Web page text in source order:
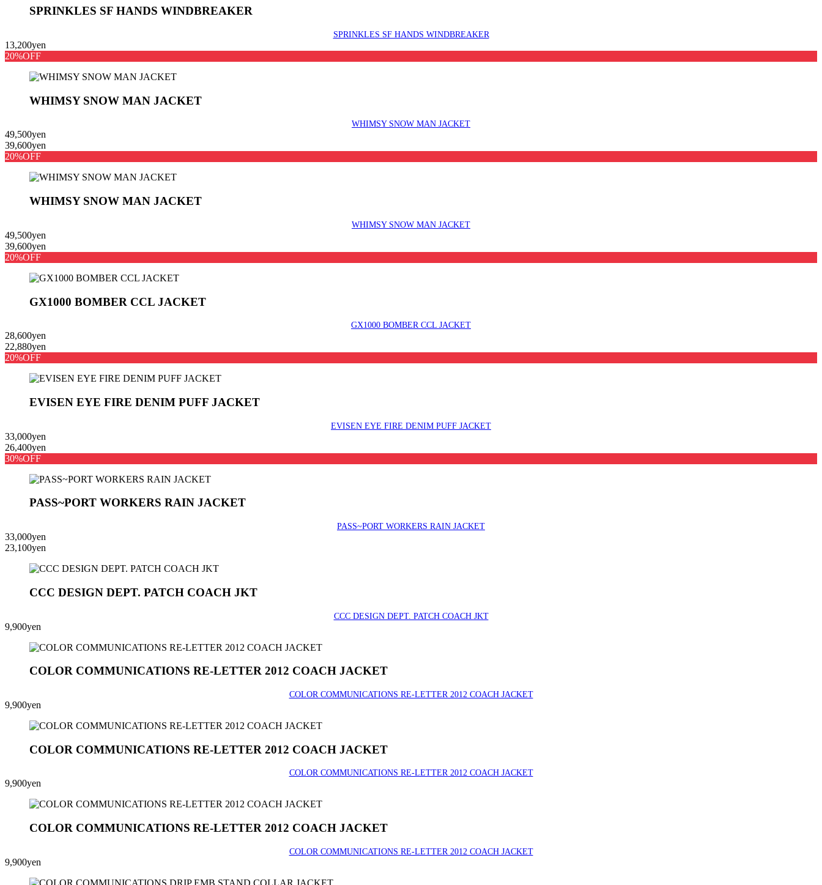
SPRINKLES SF HANDS WINDBREAKER
SPRINKLES SF HANDS WINDBREAKER
13,200yen
20%OFF
WHIMSY SNOW MAN JACKET
WHIMSY SNOW MAN JACKET
49,500yen
39,600yen
20%OFF
WHIMSY SNOW MAN JACKET
WHIMSY SNOW MAN JACKET
49,500yen
39,600yen
20%OFF
GX1000 BOMBER CCL JACKET
GX1000 BOMBER CCL JACKET
28,600yen
22,880yen
20%OFF
EVISEN EYE FIRE DENIM PUFF JACKET
EVISEN EYE FIRE DENIM PUFF JACKET
33,000yen
26,400yen
30%OFF
PASS~PORT WORKERS RAIN JACKET
PASS~PORT WORKERS RAIN JACKET
33,000yen
23,100yen
CCC DESIGN DEPT. PATCH COACH JKT
CCC DESIGN DEPT. PATCH COACH JKT
9,900yen
COLOR COMMUNICATIONS RE-LETTER 2012 COACH JACKET
COLOR COMMUNICATIONS RE-LETTER 2012 COACH JACKET
9,900yen
COLOR COMMUNICATIONS RE-LETTER 2012 COACH JACKET
COLOR COMMUNICATIONS RE-LETTER 2012 COACH JACKET
9,900yen
COLOR COMMUNICATIONS RE-LETTER 2012 COACH JACKET
COLOR COMMUNICATIONS RE-LETTER 2012 COACH JACKET
9,900yen